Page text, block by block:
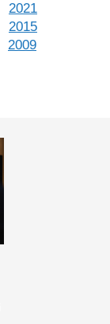
2021
2015
2009